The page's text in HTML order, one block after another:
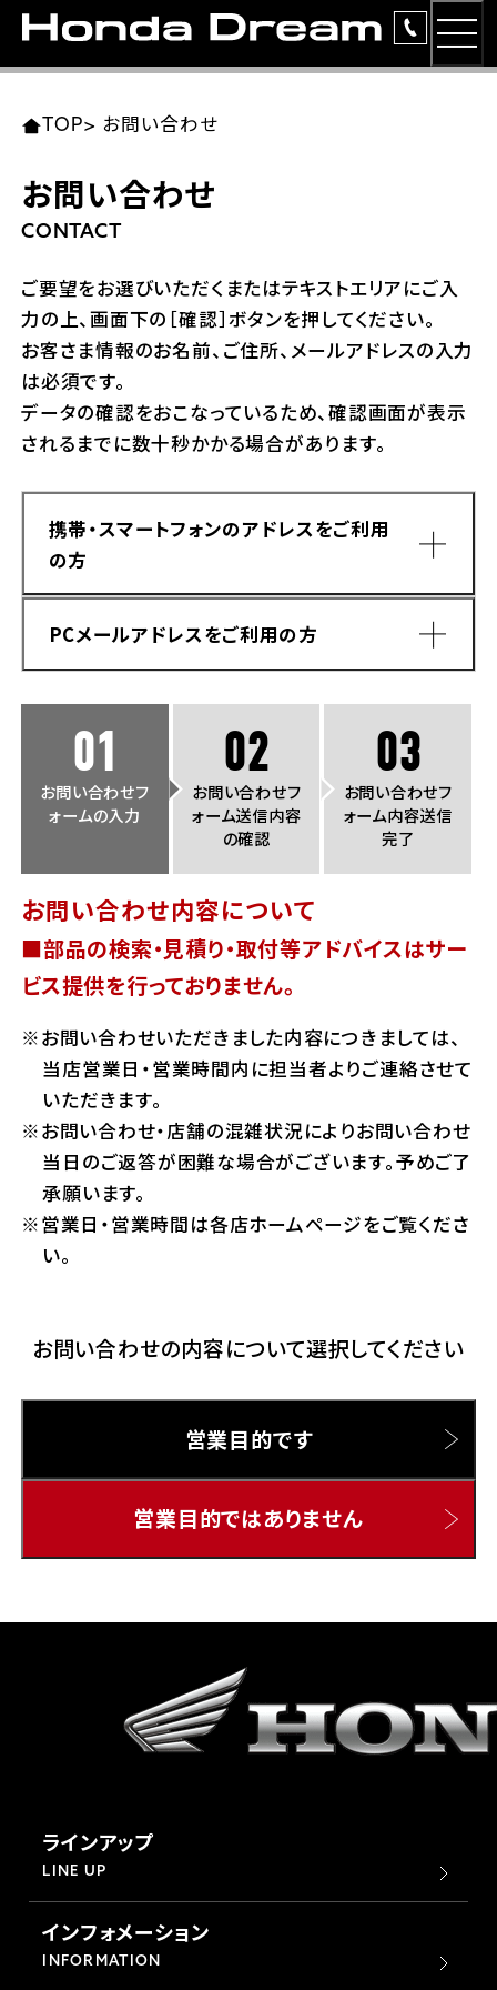
ラインアップ
安心のサービス
レンタルバイク
洋用品
イベント
お問い合わせ
TOP> お問い合わせ
お問い合わせ
CONTACT
ご要望をお選びいただくまたはテキストエリアにご入
力の上、画面下の［確認］ボタンを押してください。
お客さま情報のお名前、ご住所、メールアドレスの入力
は必須です。
データの確認をおこなっているため、確認画面が表示
されるまでに数十秒かかる場合があります。
携帯・スマートフォンのアドレスをご利用
の方
ドメイン指定受信手順
PCメールアドレスをご利用の方
Yahoo!メールをご利用の方
Hotmailをご利用の方
Gmailをご利用の方
01
お問い合わせフ
ォームの入力
02
お問い合わせフ
ォーム送信内容
の確認
03
お問い合わせフ
ォーム内容送信
完了
お問い合わせ内容について
■部品の検索・見積り・取付等アドバイスはサー
ビス提供を行っておりません。
お問い合わせいただきました内容につきましては、
当店営業日・営業時間内に担当者よりご連絡させて
いただきます。
お問い合わせ・店舗の混雑状況によりお問い合わせ
当日のご返答が困難な場合がございます。予めご了
承願います。
営業日・営業時間は各店ホームページをご覧くださ
い。
お問い合わせの内容について選択してください
営業目的です
営業目的ではありません
ラインアップ
LINE UP
インフォメーション
INFORMATION
東北エリア 店舗一覧
岩手県
宮城県
ホンダドリーム 仙台泉
福島県
関東エリア 店舗一覧
東京都
ホンダドリーム 西東京
ホンダドリーム 練馬
ホンダドリーム 板橋
ホンダドリーム 大田
ホンダドリーム 立川
ホンダドリーム 磯子
ホンダドリーム 横浜都筑
ホンダドリーム 横浜旭
ホンダドリーム 川崎宮前
千葉県
ホンダドリーム 船橋
ホンダドリーム 松戸
埼玉県
ホンダドリーム 鴻巣
ホンダドリーム 狭山
ホンダドリーム 東浦和
ホンダドリーム 新座
茨城県
中部エリア 店舗一覧
愛知県
ホンダドリーム 名古屋南
ホンダドリーム 小牧
ホンダドリーム 名古屋東
ホンダドリーム 豊橋
ホンダドリーム 名古屋上小田井
ホンダドリーム 岐阜
近畿エリア 店舗一覧
大阪府
ホンダドリーム 箕面
ホンダドリーム 藤井寺
ホンダドリーム 東淀川
京都府
ホンダドリーム 京都伏見
ホンダドリーム 京都北山
ホンダドリーム 神戸灘
ホンダドリーム 尼崎
ホンダドリーム 姫路
ホンダドリーム 西宮甲子園
奈良県
ホンダドリーム 奈良
中国・四国エリア 店舗一覧
岡山県
広島県
ホンダドリーム 広島
徳島県
ホンダドリーム 高松
九州エリア 店舗一覧
福岡県
ホンダドリーム 福岡東
ホンダドリーム 久留米
ホンダドリーム 福岡春日
熊本県
ホンダドリーム 熊本